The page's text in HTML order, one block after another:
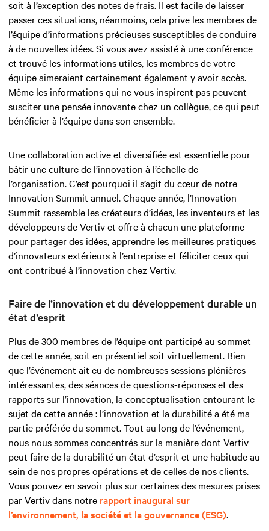
soit à l’exception des notes de frais. Il est facile de laisser
passer ces situations, néanmoins, cela prive les membres de
l’équipe d’informations précieuses susceptibles de conduire
à de nouvelles idées. Si vous avez assisté à une conférence
et trouvé les informations utiles, les membres de votre
équipe aimeraient certainement également y avoir accès.
Même les informations qui ne vous inspirent pas peuvent
susciter une pensée innovante chez un collègue, ce qui peut
bénéficier à l’équipe dans son ensemble.
Une collaboration active et diversifiée est essentielle pour
bâtir une culture de l’innovation à l’échelle de
l’organisation. C’est pourquoi il s’agit du cœur de notre
Innovation Summit annuel. Chaque année, l’Innovation
Summit rassemble les créateurs d’idées, les inventeurs et les
développeurs de Vertiv et offre à chacun une plateforme
pour partager des idées, apprendre les meilleures pratiques
d’innovateurs extérieurs à l’entreprise et féliciter ceux qui
ont contribué à l’innovation chez Vertiv.
Faire de l’innovation et du développement durable un
état d’esprit
Plus de 300 membres de l’équipe ont participé au sommet
de cette année, soit en présentiel soit virtuellement. Bien
que l’événement ait eu de nombreuses sessions plénières
intéressantes, des séances de questions-réponses et des
rapports sur l’innovation, la conceptualisation entourant le
sujet de cette année : l’innovation et la durabilité a été ma
partie préférée du sommet. Tout au long de l’événement,
nous nous sommes concentrés sur la manière dont Vertiv
peut faire de la durabilité un état d’esprit et une habitude au
sein de nos propres opérations et de celles de nos clients.
Vous pouvez en savoir plus sur certaines des mesures prises
par Vertiv dans notre rapport inaugural sur
l’environnement, la société et la gouvernance (ESG).